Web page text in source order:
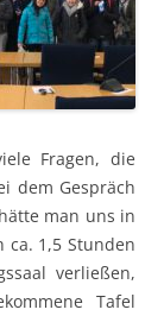
Fragen, die
dem Gespräch
man uns in
ca. 1,5 Stunden
verließen,
Tafel